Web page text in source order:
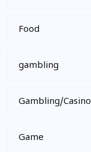
Food
gambling
Gambling/Casino
Game